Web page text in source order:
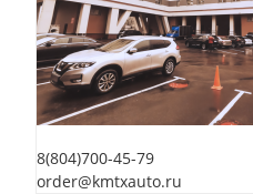
8(804)700-45-79
order@kmtxauto.ru